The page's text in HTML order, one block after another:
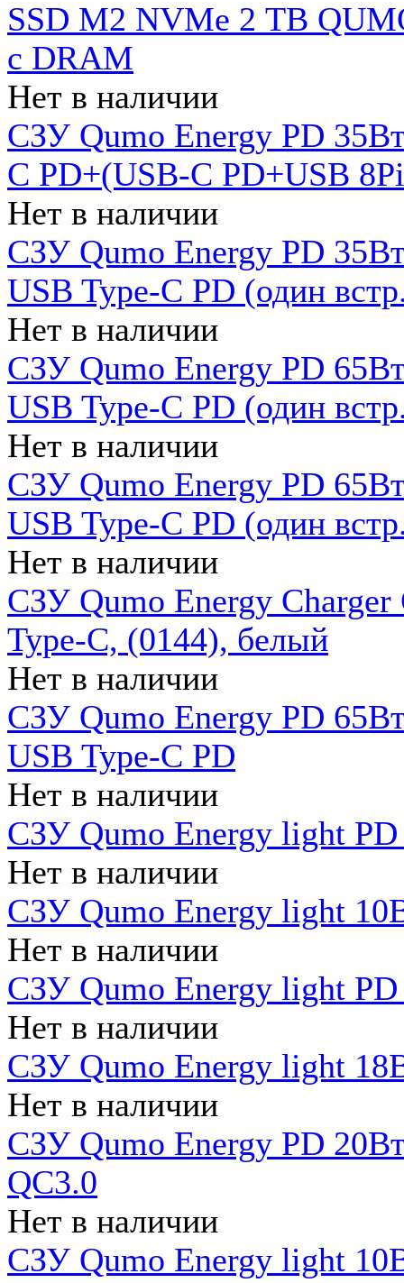
SSD M2 NVMe 2 ТB
c DRAM
Нет в наличии
СЗУ Qumo Energy PD
C PD+(USB-C PD+USB
Нет в наличии
СЗУ Qumo Energy PD
USB Type-C PD (один
Нет в наличии
СЗУ Qumo Energy PD
USB Type-C PD (один
Нет в наличии
СЗУ Qumo Energy PD
USB Type-C PD (один
Нет в наличии
СЗУ Qumo Energy
Type-C, (0144), белый
Нет в наличии
СЗУ Qumo Energy PD
USB Type-C PD
Нет в наличии
СЗУ Qumo Energy light
Нет в наличии
СЗУ Qumo Energy light
Нет в наличии
СЗУ Qumo Energy light
Нет в наличии
СЗУ Qumo Energy light
Нет в наличии
СЗУ Qumo Energy PD
QC3.0
Нет в наличии
СЗУ Qumo Energy light